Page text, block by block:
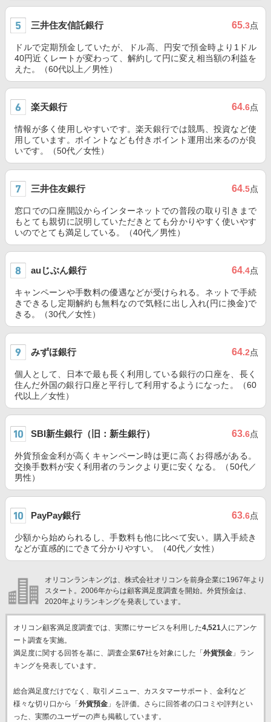
三井住友信託銀行 65.3点
ドルで定期預金していたが、ドル高、円安で預金時より1ドル
40円近くレートが変わって、解約して円に変え相当額の利益を
えた。（60代以上／男性）
楽天銀行 64.6点
情報が多く使用しやすいです。楽天銀行では競馬、投資など使
用しています。ポイントなども付きポイント運用出来るのが良
いです。（50代／女性）
三井住友銀行 64.5点
窓口での口座開設からインターネットでの普段の取り引きまで
もとても親切に説明していただきとても分かりやすく使いやす
いのでとても満足している。（40代／男性）
auじぶん銀行 64.4点
キャンペーンや手数料の優遇などが受けられる。ネットで手続
きできるし定期解約も無料なので気軽に出し入れ(円に換金)で
きる。（30代／女性）
みずほ銀行 64.2点
個人として、日本で最も長く利用している銀行の口座を、長く
住んだ外国の銀行口座と平行して利用するようになった。（60
代以上／女性）
SBI新生銀行（旧：新生銀行） 63.6点
外貨預金金利が高くキャンペーン時は更に高くお得感がある。
交換手数料が安く利用者のランクより更に安くなる。（50代／
男性）
PayPay銀行 63.6点
少額から始められるし、手数料も他に比べて安い。購入手続き
などが直感的にできて分かりやすい。（40代／女性）
オリコンランキングは、株式会社オリコンを前身企業に1967年より
スタート。2006年からは顧客満足度調査を開始。外貨預金は、
2020年よりランキングを発表しています。
オリコン顧客満足度調査では、実際にサービスを利用した4,521人にアンケ
ート調査を実施。
満足度に関する回答を基に、調査企業67社を対象にした「 外貨預金」ラン
キングを発表しています。
総合満足度だけでなく、取引メニュー、カスタマーサポート、金利など
様々な切り口から「 外貨預金」を評価。さらに回答者の口コミや評判とい
った、実際のユーザーの声も掲載しています。